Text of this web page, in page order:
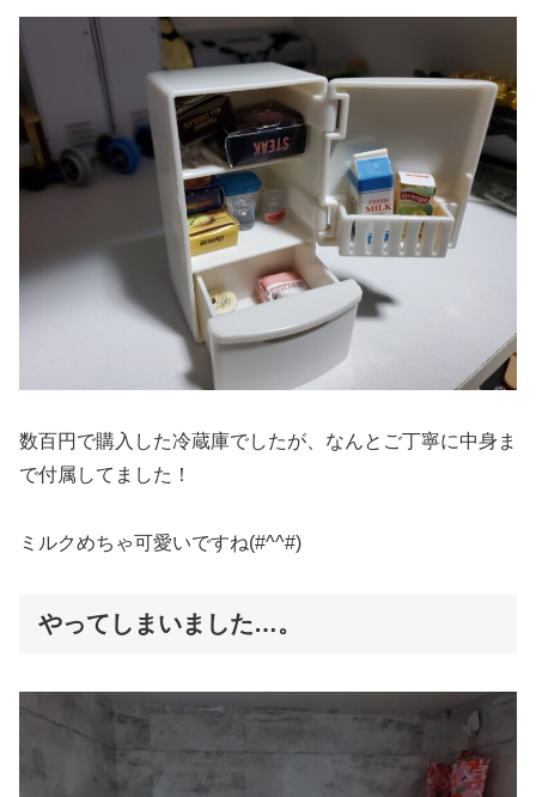
数百円で購入した冷蔵庫でしたが、なんとご丁寧に中身ま
で付属してました！
ミルクめちゃ可愛いですね(#^^#)
やってしまいました…。